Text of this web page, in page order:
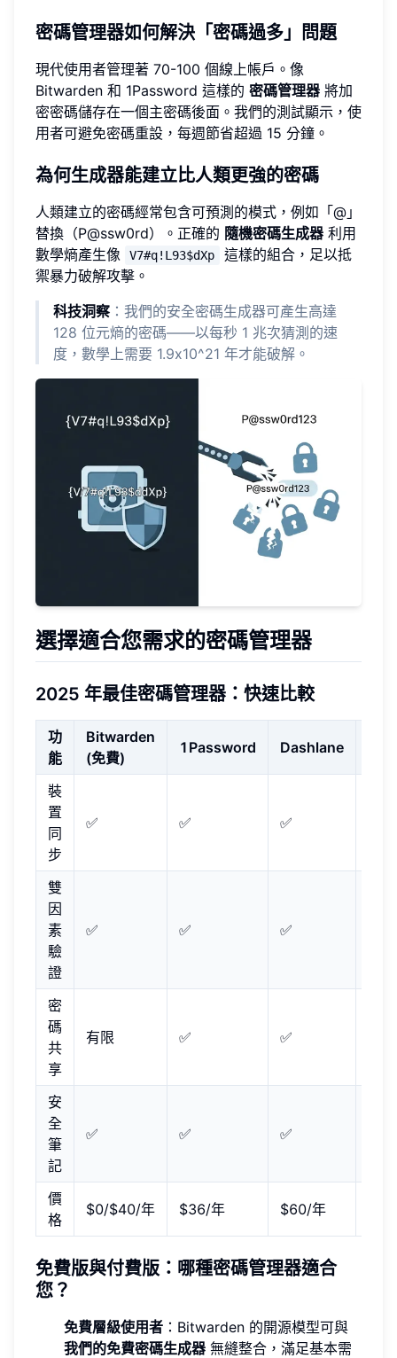
密碼管理器如何解決「密碼過多」問題
現代使用者管理著 70-100 個線上帳戶。像
Bitwarden 和 1Password 這樣的 密碼管理器 將加
密密碼儲存在一個主密碼後面。我們的測試顯示，使
用者可避免密碼重設，每週節省超過 15 分鐘。
為何生成器能建立比人類更強的密碼
人類建立的密碼經常包含可預測的模式，例如「@」
替換（P@ssw0rd）。正確的 隨機密碼生成器 利用
數學熵產生像
V7#q!L93$dXp
這樣的組合，足以抵
禦暴力破解攻擊。
科技洞察 ：我們的安全密碼生成器可產生高達
128 位元熵的密碼——以每秒 1 兆次猜測的速
度，數學上需要 1.9x10^21 年才能破解。
選擇適合您需求的密碼管理器
2025 年最佳密碼管理器：快速比較
功
能
Bitwarden
(免費)
1Password Dashlane
裝
置
同
步
✅ ✅ ✅
雙
因
素
驗
證
✅ ✅ ✅
密
碼
共
享
有限 ✅ ✅
安
全
筆
記
✅ ✅ ✅
價
格
$0/$40/年 $36/年 $60/年
免費版與付費版：哪種密碼管理器適合
您？
免費層級使用者 ：Bitwarden 的開源模型可與
我們的免費密碼生成器 無縫整合，滿足基本需